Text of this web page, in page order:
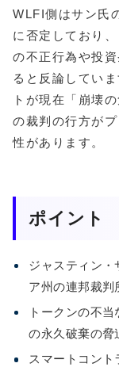
WLFI側はサン氏
に否定しており
の不正行為や投
ると反論してい
トが現在「崩壊
の裁判の行方が
性があります。
ポイント
ジャスティン・
ア州の連邦裁判
トークンの不
の永久破棄の脅
スマートコント